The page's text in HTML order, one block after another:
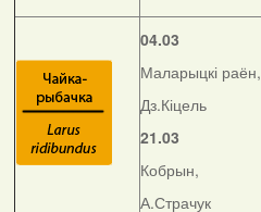
04.03
Маларыцкі раён,
Дз.Кіцель
21.03
Кобрын,
А.Страчук